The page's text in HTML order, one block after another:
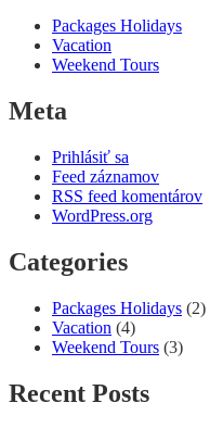
Packages Holidays
Vacation
Weekend Tours
Meta
Prihlásiť sa
Feed záznamov
RSS feed komentárov
WordPress.org
Categories
Packages Holidays (2)
Vacation (4)
Weekend Tours (3)
Recent Posts